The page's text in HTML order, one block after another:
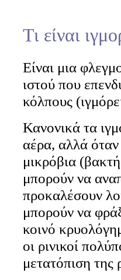
Τι είναι
Είναι μια
ιστού που
κόλπους
Κανονικά τα
αέρα, αλλά
μικρόβια
μπορούν να
προκαλέσουν
μπορούν να
κοινό
οι ρινικοί
μετατόπιση της